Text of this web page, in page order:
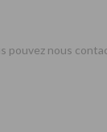
pouvez nous